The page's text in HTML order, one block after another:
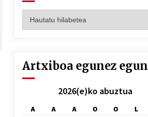
hilez
Artxiboa egunez egun
2026(e)ko abuztua
A A A O O L